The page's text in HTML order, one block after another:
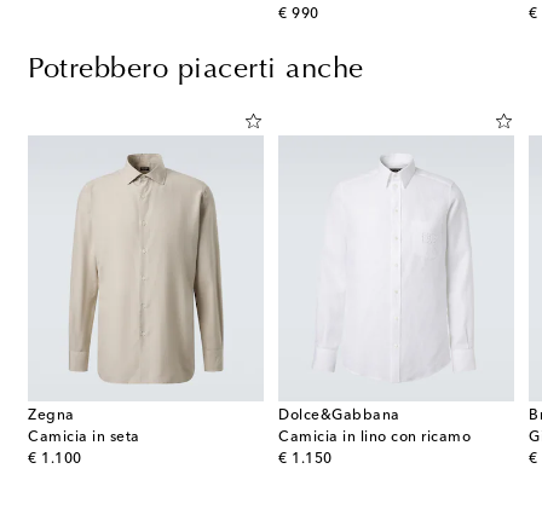
€ 990
original price
€
Potrebbero piacerti anche
Zegna
Camicia in seta
€ 1.100
original price
Dolce&Gabbana
Camicia in lino con ricamo
€ 1.150
original price
€